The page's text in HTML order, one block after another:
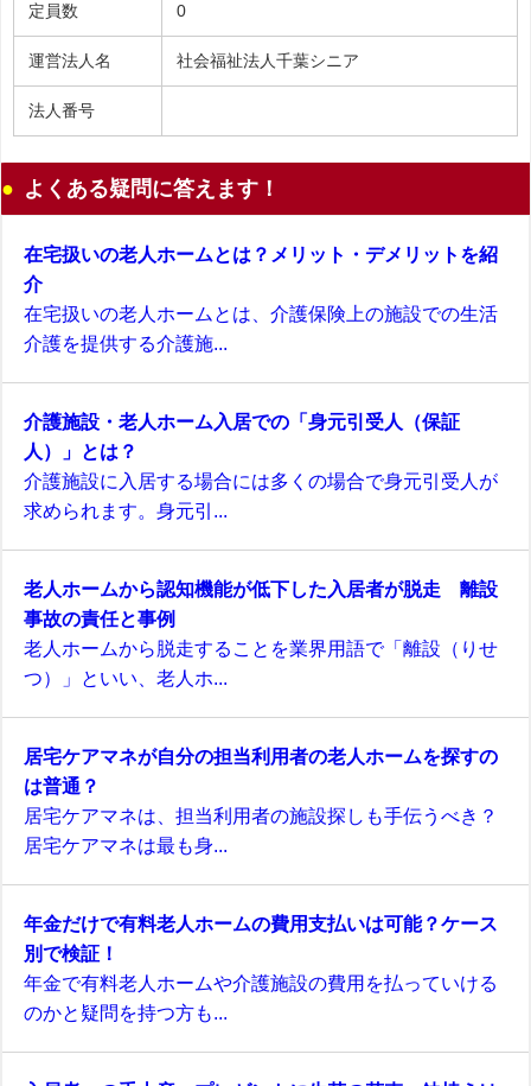
定員数 0
運営法人名 社会福祉法人千葉シニア
法人番号
よくある疑問に答えます！
在宅扱いの老人ホームとは？メリット・デメリットを紹
介
在宅扱いの老人ホームとは、介護保険上の施設での生活
介護を提供する介護施...
介護施設・老人ホーム入居での「身元引受人（保証
人）」とは？
介護施設に入居する場合には多くの場合で身元引受人が
求められます。身元引...
老人ホームから認知機能が低下した入居者が脱走 離設
事故の責任と事例
老人ホームから脱走することを業界用語で「離設（りせ
つ）」といい、老人ホ...
居宅ケアマネが自分の担当利用者の老人ホームを探すの
は普通？
居宅ケアマネは、担当利用者の施設探しも手伝うべき？
居宅ケアマネは最も身...
年金だけで有料老人ホームの費用支払いは可能？ケース
別で検証！
年金で有料老人ホームや介護施設の費用を払っていける
のかと疑問を持つ方も...